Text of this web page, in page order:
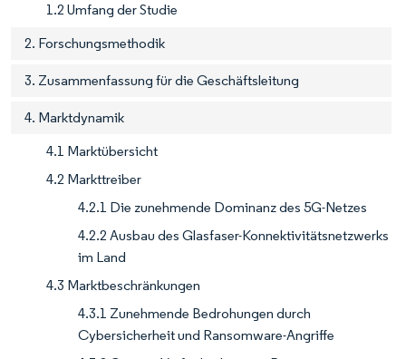
1.2 Umfang der Studie
2. Forschungsmethodik
3. Zusammenfassung für die Geschäftsleitung
4. Marktdynamik
4.1 Marktübersicht
4.2 Markttreiber
4.2.1 Die zunehmende Dominanz des 5G-Netzes
4.2.2 Ausbau des Glasfaser-Konnektivitätsnetzwerks
im Land
4.3 Marktbeschränkungen
4.3.1 Zunehmende Bedrohungen durch
Cybersicherheit und Ransomware-Angriffe